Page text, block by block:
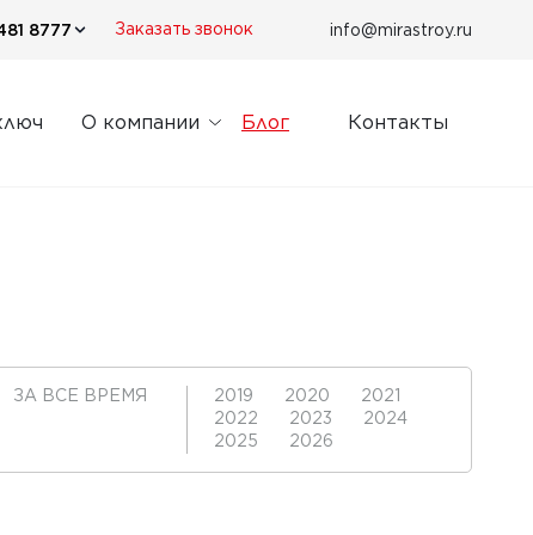
8777 Заказать звонок info@mirastroy.ru
О компании Блог Контакты
ЗА ВСЕ ВРЕМЯ 2019 2020
2021
2022
2023
2024
2025
2026